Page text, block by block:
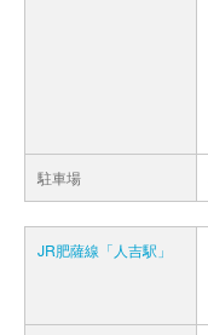
駐車場
JR肥薩線「人吉駅」